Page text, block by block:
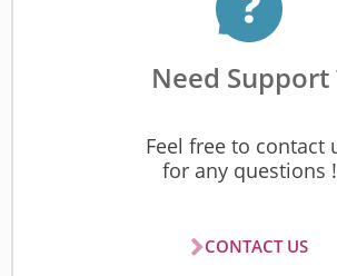
Need Support
Feel free to contact
for any questions !
CONTACT US